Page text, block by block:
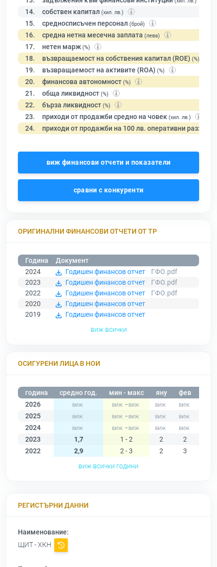
14. собствен капитал (хил. лв.)
15. средносписъчен персонал (брой)
16. средна нетна месечна заплата (лева)
17. нетен марж (%)
18. възвращаемост на собствения капитал (ROE) (%)
19. възвращаемост на активите (ROA) (%)
20. финансова автономност (%)
21. обща ликвидност (%)
22. бърза ликвидност (%)
23. приходи от продажби средно на човек (хил. лв.)
24. приходи от продажби на 100 лв. оперативни разходи
виж финансови отчети и показатели
сравни с конкуренти
ОРИГИНАЛНИ ФИНАНСОВИ ОТЧЕТИ ОТ ТР
Година
Документ
2024
Годишен финансов отчет
ГФО.pdf
2023
Годишен финансов отчет
ГФО.pdf
2022
Годишен финансов отчет
ГФО.pdf
2020
Годишен финансов отчет
2019
Годишен финансов отчет
виж всички
ОСИГУРЕНИ ЛИЦА В НОИ
година средно год. мин - макс яну фев
2026
-
2025
-
2024
-
2023
1,7 1 - 2 2 2
2022
2,9 2 - 3 2 3
виж всички години
РЕГИСТЪРНИ ДАННИ
Наименование:
ЩИТ - ХКН